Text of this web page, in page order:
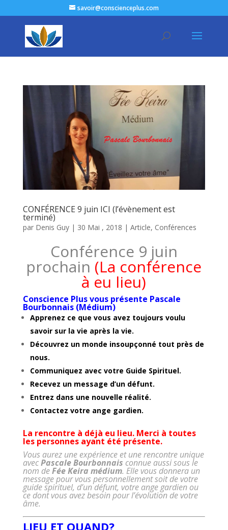
savoir@conscienceplus.com
CONFÉRENCE 9 juin ICI (l’évènement est
terminé)
par Denis Guy| 30 Mai , 2018 | Article, Conférences
Conférence 9 juin
prochain (La conférence
à eu lieu)
Conscience Plus vous présente Pascale
Bourbonnais (Médium)
Apprenez ce que vous avez toujours voulu
savoir sur la vie après la vie.
Découvrez un monde insoupçonné tout près de
nous.
Communiquez avec votre Guide Spirituel.
Recevez un message d’un défunt.
Entrez dans une nouvelle réalité.
Contactez votre ange gardien.
La rencontre à déjà eu lieu. Merci à toutes
les personnes ayant été présente.
Vous aurez une expérience et une rencontre unique
avecPascale Bourbonnais connue aussi sous le
nom deFée Keira médium. Elle vous donnera un
message pour vous personnellement soit de votre
guide spirituel, d’un défunt, votre ange gardien ou
ce dont vous avez besoin pour l’évolution de votre
âme.
LIEU ET QUAND?